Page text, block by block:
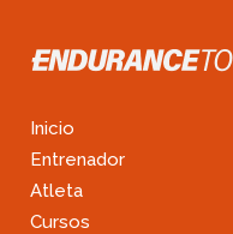
Inicio
Entrenador
Atleta
Cursos